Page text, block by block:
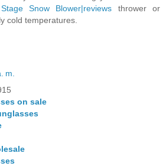
Snow Blower|reviews thrower or
cold temperatures.
m.
on sale